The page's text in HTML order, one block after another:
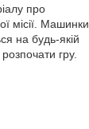
про
місії. Машинки
на будь-якій
гру.